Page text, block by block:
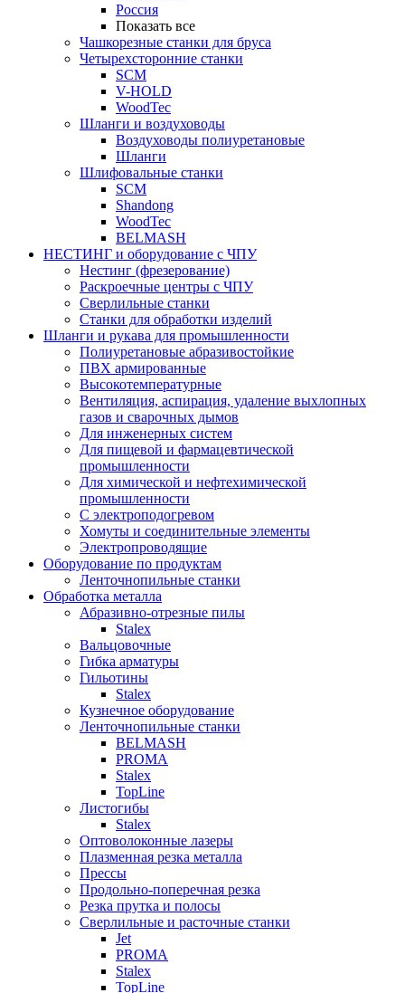
Россия
Показать все
Чашкорезные станки для бруса
Четырехсторонние станки
SCM
V-HOLD
WoodTec
Шланги и воздуховоды
Воздуховоды полиуретановые
Шланги
Шлифовальные станки
SCM
Shandong
WoodTec
BELMASH
НЕСТИНГ и оборудование с ЧПУ
Нестинг (фрезерование)
Раскроечные центры с ЧПУ
Сверлильные станки
Станки для обработки изделий
Шланги и рукава для промышленности
Полиуретановые абразивостойкие
ПВХ армированные
Высокотемпературные
Вентиляция, аспирация, удаление выхлопных
газов и сварочных дымов
Для инженерных систем
Для пищевой и фармацевтической
промышленности
Для химической и нефтехимической
промышленности
С электроподогревом
Хомуты и соединительные элементы
Электропроводящие
Оборудование по продуктам
Ленточнопильные станки
Обработка металла
Абразивно-отрезные пилы
Stalex
Вальцовочные
Гибка арматуры
Гильотины
Stalex
Кузнечное оборудование
Ленточнопильные станки
BELMASH
PROMA
Stalex
TopLine
Листогибы
Stalex
Оптоволоконные лазеры
Плазменная резка металла
Прессы
Продольно-поперечная резка
Резка прутка и полосы
Сверлильные и расточные станки
Jet
PROMA
Stalex
TopLine